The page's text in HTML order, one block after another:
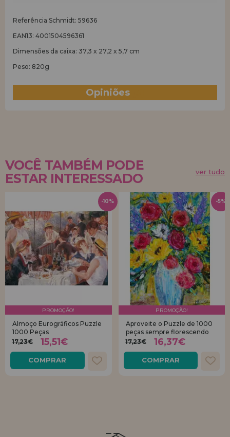
Referência Schmidt: 59636
EAN13: 4001504596361
Dimensões da caixa: 37,3 x 27,2 x 5,7 cm
Peso: 820g
Opiniões
VOCÊ TAMBÉM PODE
ESTAR INTERESSADO
ver tudo
PROMOÇÃO!
Almoço Eurográficos Puzzle
1000 Peças
17,23€
15,51€
COMPRAR
-10%
PROMOÇÃO!
Aproveite o Puzzle de 1000
peças sempre florescendo
17,23€
16,37€
COMPRAR
-5%